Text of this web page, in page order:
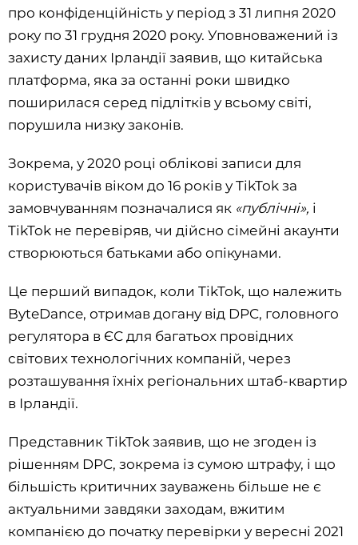
про конфіденційність у період з 31 липня 2020
року по 31 грудня 2020 року. Уповноважений із
захисту даних Ірландії заявив, що китайська
платформа, яка за останні роки швидко
поширилася серед підлітків у всьому світі,
порушила низку законів.
Зокрема, у 2020 році облікові записи для
користувачів віком до 16 років у TikTok за
замовчуванням позначалися як «публічні», і
TikTok не перевіряв, чи дійсно сімейні акаунти
створюються батьками або опікунами.
Це перший випадок, коли TikTok, що належить
ByteDance, отримав догану від DPC, головного
регулятора в ЄС для багатьох провідних
світових технологічних компаній, через
розташування їхніх регіональних штаб-квартир
в Ірландії.
Представник TikTok заявив, що не згоден із
рішенням DPC, зокрема із сумою штрафу, і що
більшість критичних зауважень більше не є
актуальними завдяки заходам, вжитим
компанією до початку перевірки у вересні 2021